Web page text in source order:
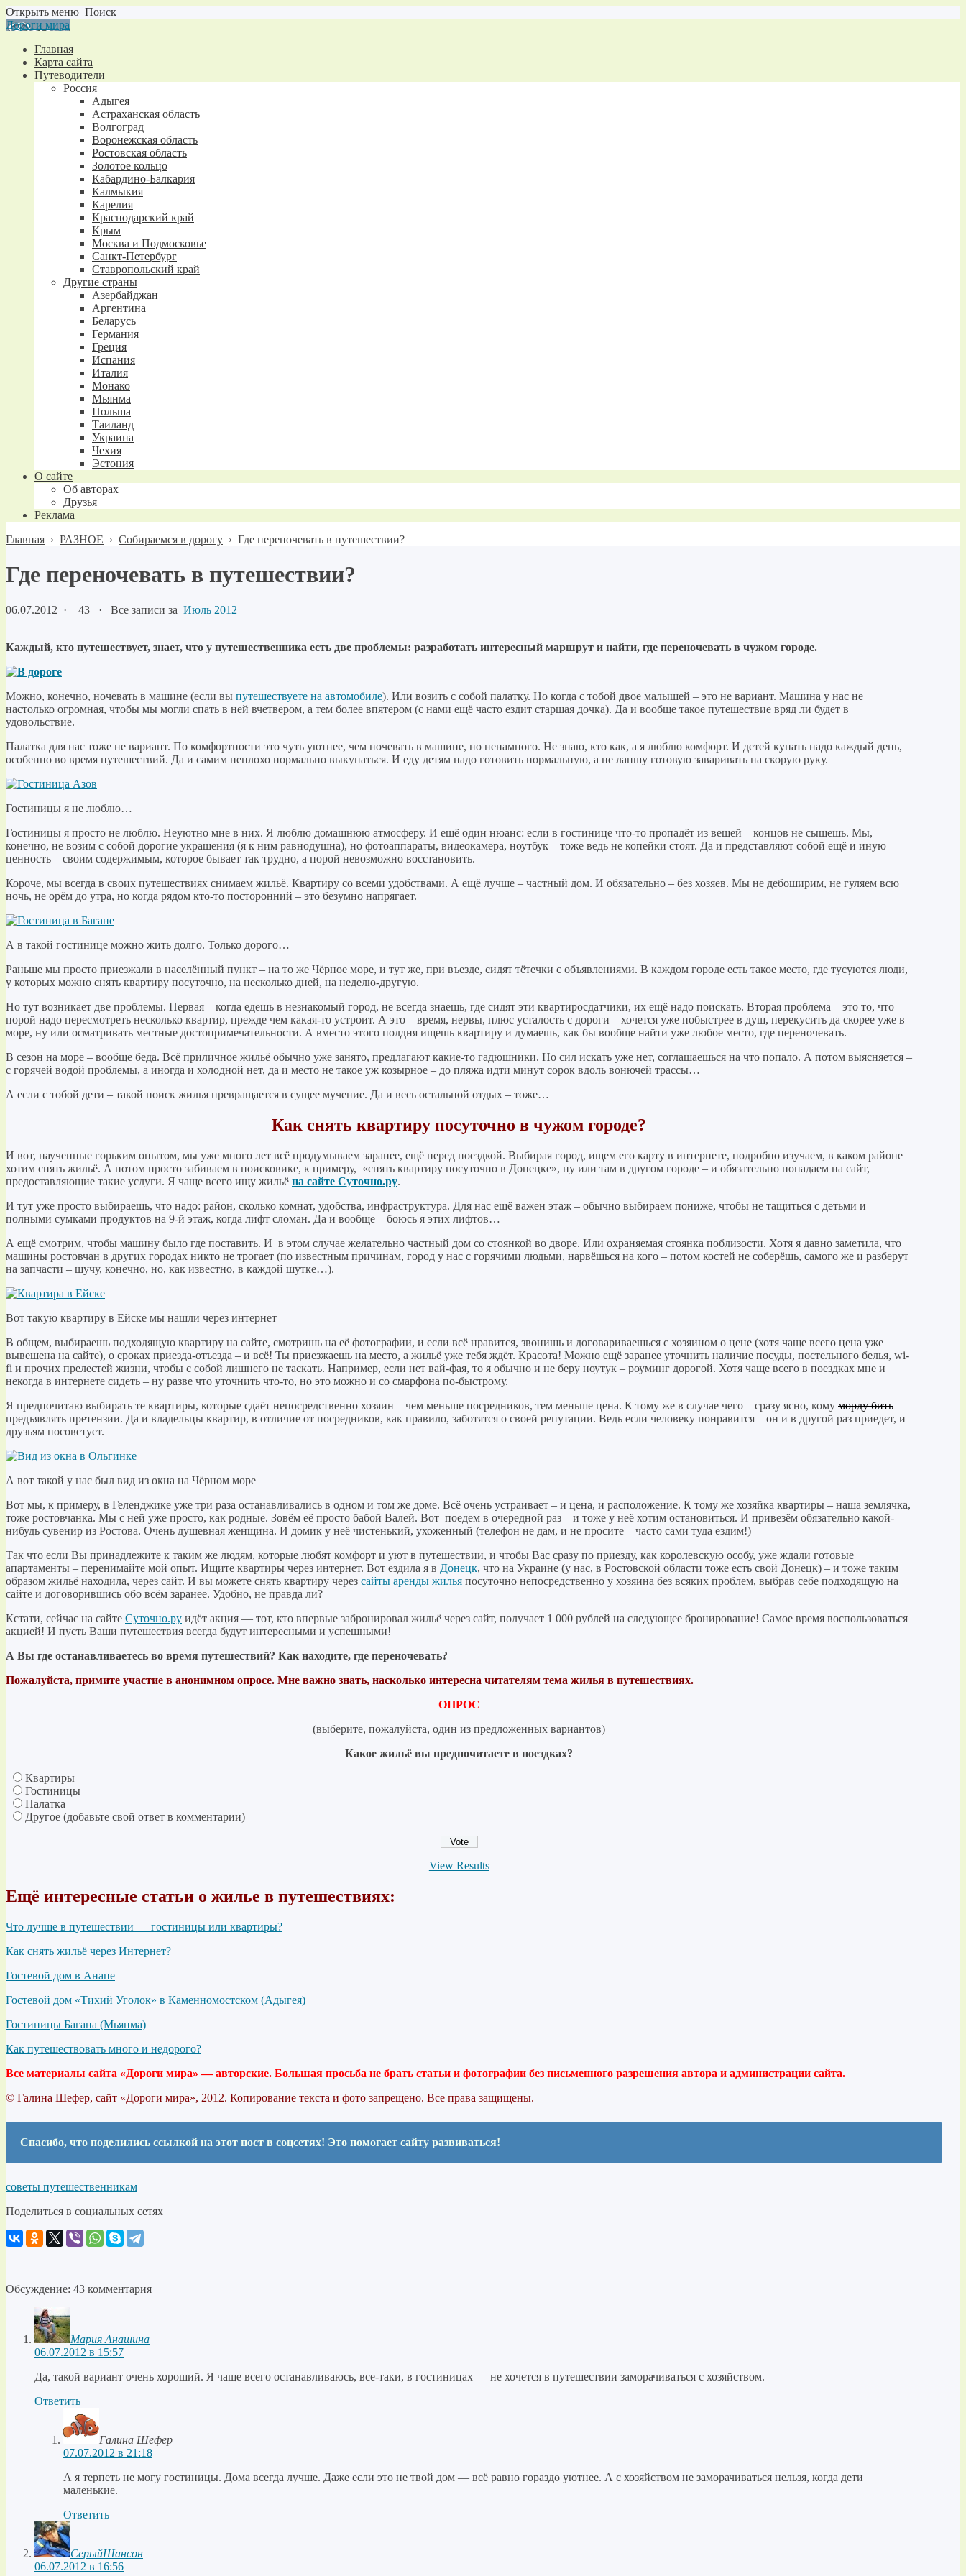
Открыть меню Поиск
Дороги мира
Главная
Карта сайта
Путеводители
Россия
Адыгея
Астраханская область
Волгоград
Воронежская область
Ростовская область
Золотое кольцо
Кабардино-Балкария
Калмыкия
Карелия
Краснодарский край
Крым
Москва и Подмосковье
Санкт-Петербург
Ставропольский край
Другие страны
Азербайджан
Аргентина
Беларусь
Германия
Греция
Испания
Италия
Монако
Мьянма
Польша
Таиланд
Украина
Чехия
Эстония
О сайте
Об авторах
Друзья
Реклама
Главная › РАЗНОЕ › Собираемся в дорогу › Где переночевать в путешествии?
Где переночевать в путешествии?
06.07.2012 · 43 · Все записи за Июль 2012
Каждый, кто путешествует, знает, что у путешественника есть две проблемы: разработать интересный маршрут и найти, где переночевать в чужом городе.
Можно, конечно, ночевать в машине (если вы путешествуете на автомобиле). Или возить с собой палатку. Но когда с тобой двое малышей – это не вариант. Машина у нас не
настолько огромная, чтобы мы могли спать в ней вчетвером, а тем более впятером (с нами ещё часто ездит старшая дочка). Да и вообще такое путешествие вряд ли будет в
удовольствие.
Палатка для нас тоже не вариант. По комфортности это чуть уютнее, чем ночевать в машине, но ненамного. Не знаю, кто как, а я люблю комфорт. И детей купать надо каждый день,
особенно во время путешествий. Да и самим неплохо нормально выкупаться. И еду детям надо готовить нормальную, а не лапшу готовую заваривать на скорую руку.
Гостиницы я не люблю…
Гостиницы я просто не люблю. Неуютно мне в них. Я люблю домашнюю атмосферу. И ещё один нюанс: если в гостинице что-то пропадёт из вещей – концов не сыщешь. Мы,
конечно, не возим с собой дорогие украшения (я к ним равнодушна), но фотоаппараты, видеокамера, ноутбук – тоже ведь не копейки стоят. Да и представляют собой ещё и иную
ценность – своим содержимым, которое бывает так трудно, а порой невозможно восстановить.
Короче, мы всегда в своих путешествиях снимаем жильё. Квартиру со всеми удобствами. А ещё лучше – частный дом. И обязательно – без хозяев. Мы не дебоширим, не гуляем всю
ночь, не орём до утра, но когда рядом кто-то посторонний – это безумно напрягает.
А в такой гостинице можно жить долго. Только дорого…
Раньше мы просто приезжали в населённый пункт – на то же Чёрное море, и тут же, при въезде, сидят тётечки с объявлениями. В каждом городе есть такое место, где тусуются люди,
у которых можно снять квартиру посуточно, на несколько дней, на неделю-другую.
Но тут возникает две проблемы. Первая – когда едешь в незнакомый город, не всегда знаешь, где сидят эти квартиросдатчики, их ещё надо поискать. Вторая проблема – это то, что
порой надо пересмотреть несколько квартир, прежде чем какая-то устроит. А это – время, нервы, плюс усталость с дороги – хочется уже побыстрее в душ, перекусить да скорее уже в
море, ну или осматривать местные достопримечательности. А вместо этого полдня ищешь квартиру и думаешь, как бы вообще найти уже любое место, где переночевать.
В сезон на море – вообще беда. Всё приличное жильё обычно уже занято, предлагают какие-то гадюшники. Но сил искать уже нет, соглашаешься на что попало. А потом выясняется –
с горячей водой проблемы, а иногда и холодной нет, да и место не такое уж козырное – до пляжа идти минут сорок вдоль вонючей трассы…
А если с тобой дети – такой поиск жилья превращается в сущее мучение. Да и весь остальной отдых – тоже…
Как снять квартиру посуточно в чужом городе?
И вот, наученные горьким опытом, мы уже много лет всё продумываем заранее, ещё перед поездкой. Выбирая город, ищем его карту в интернете, подробно изучаем, в каком районе
хотим снять жильё. А потом просто забиваем в поисковике, к примеру, «снять квартиру посуточно в Донецке», ну или там в другом городе – и обязательно попадаем на сайт,
предоставляющие такие услуги. Я чаще всего ищу жильё на сайте Суточно.ру.
И тут уже просто выбираешь, что надо: район, сколько комнат, удобства, инфраструктура. Для нас ещё важен этаж – обычно выбираем пониже, чтобы не тащиться с детьми и
полными сумками продуктов на 9-й этаж, когда лифт сломан. Да и вообще – боюсь я этих лифтов…
А ещё смотрим, чтобы машину было где поставить. И в этом случае желательно частный дом со стоянкой во дворе. Или охраняемая стоянка поблизости. Хотя я давно заметила, что
машины ростовчан в других городах никто не трогает (по известным причинам, город у нас с горячими людьми, нарвёшься на кого – потом костей не соберёшь, самого же и разберут
на запчасти – шучу, конечно, но, как известно, в каждой шутке…).
Вот такую квартиру в Ейске мы нашли через интернет
В общем, выбираешь подходящую квартиру на сайте, смотришь на её фотографии, и если всё нравится, звонишь и договариваешься с хозяином о цене (хотя чаще всего цена уже
вывешена на сайте), о сроках приезда-отъезда – и всё! Ты приезжаешь на место, а жильё уже тебя ждёт. Красота! Можно ещё заранее уточнить наличие посуды, постельного белья, wi-
fi и прочих прелестей жизни, чтобы с собой лишнего не таскать. Например, если нет вай-фая, то я обычно и не беру ноутук – роуминг дорогой. Хотя чаще всего в поездках мне и
некогда в интернете сидеть – ну разве что уточнить что-то, но это можно и со смарфона по-быстрому.
Я предпочитаю выбирать те квартиры, которые сдаёт непосредственно хозяин – чем меньше посредников, тем меньше цена. К тому же в случае чего – сразу ясно, кому морду бить
предъявлять претензии. Да и владельцы квартир, в отличие от посредников, как правило, заботятся о своей репутации. Ведь если человеку понравится – он и в другой раз приедет, и
друзьям посоветует.
А вот такой у нас был вид из окна на Чёрном море
Вот мы, к примеру, в Геленджике уже три раза останавливались в одном и том же доме. Всё очень устраивает – и цена, и расположение. К тому же хозяйка квартиры – наша землячка,
тоже ростовчанка. Мы с ней уже просто, как родные. Зовём её просто бабой Валей. Вот поедем в очередной раз – и тоже у неё хотим остановиться. И привезём обязательно какой-
нибудь сувенир из Ростова. Очень душевная женщина. И домик у неё чистенький, ухоженный (телефон не дам, и не просите – часто сами туда ездим!)
Так что если Вы принадлежите к таким же людям, которые любят комфорт и уют в путешествии, и чтобы Вас сразу по приезду, как королевскую особу, уже ждали готовые
апартаменты – перенимайте мой опыт. Ищите квартиры через интернет. Вот ездила я в Донецк, что на Украине (у нас, в Ростовской области тоже есть свой Донецк) – и тоже таким
образом жильё находила, через сайт. И вы можете снять квартиру через сайты аренды жилья посуточно непосредственно у хозяина без всяких проблем, выбрав себе подходящую на
сайте и договорившись обо всём заранее. Удобно, не правда ли?
Кстати, сейчас на сайте Суточно.ру идёт акция — тот, кто впервые забронировал жильё через сайт, получает 1 000 рублей на следующее бронирование! Самое время воспользоваться
акцией! И пусть Ваши путешествия всегда будут интересными и успешными!
А Вы где останавливаетесь во время путешествий? Как находите, где переночевать?
Пожалуйста, примите участие в анонимном опросе. Мне важно знать, насколько интересна читателям тема жилья в путешествиях.
ОПРОС
(выберите, пожалуйста, один из предложенных вариантов)
Какое жильё вы предпочитаете в поездках?
Квартиры
Гостиницы
Палатка
Другое (добавьте свой ответ в комментарии)
View Results
Ещё интересные статьи о жилье в путешествиях:
Что лучше в путешествии — гостиницы или квартиры?
Как снять жильё через Интернет?
Гостевой дом в Анапе
Гостевой дом «Тихий Уголок» в Каменномостском (Адыгея)
Гостиницы Багана (Мьянма)
Как путешествовать много и недорого?
Все материалы сайта «Дороги мира» — авторские. Большая просьба не брать статьи и фотографии без письменного разрешения автора и администрации сайта.
© Галина Шефер, сайт «Дороги мира», 2012. Копирование текста и фото запрещено. Все права защищены.
Спасибо, что поделились ссылкой на этот пост в соцсетях! Это помогает сайту развиваться!
советы путешественникам
Поделиться в социальных сетях
Обсуждение: 43 комментария
Мария Анашина
06.07.2012 в 15:57
Да, такой вариант очень хороший. Я чаще всего останавливаюсь, все-таки, в гостиницах — не хочется в путешествии заморачиваться с хозяйством.
Ответить
Галина Шефер
07.07.2012 в 21:18
А я терпеть не могу гостиницы. Дома всегда лучше. Даже если это не твой дом — всё равно гораздо уютнее. А с хозяйством не заморачиваться нельзя, когда дети
маленькие.
Ответить
СерыйШансон
06.07.2012 в 16:56